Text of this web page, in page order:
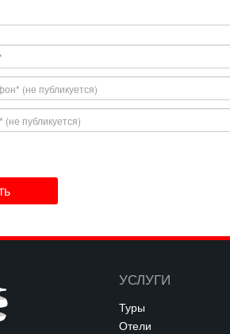
УСЛУГИ
Туры
Отели